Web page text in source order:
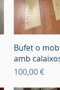
Bufet o
amb
Preu
100,00 €